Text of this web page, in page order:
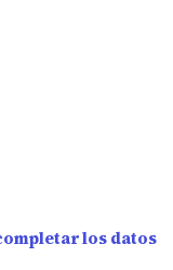
los datos